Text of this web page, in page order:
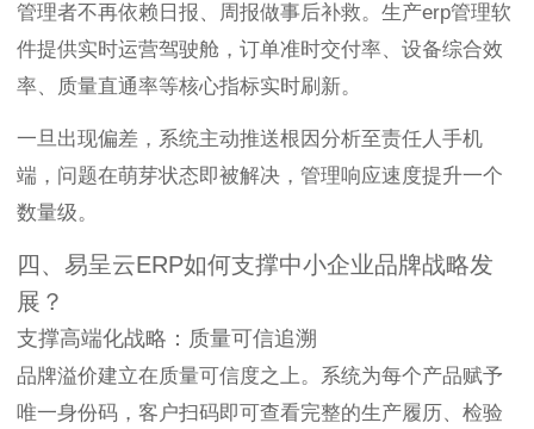
管理者不再依赖日报、周报做事后补救。生产erp管理软
件提供实时运营驾驶舱，订单准时交付率、设备综合效
率、质量直通率等核心指标实时刷新。
一旦出现偏差，系统主动推送根因分析至责任人手机
端，问题在萌芽状态即被解决，管理响应速度提升一个
数量级。
四、易呈云ERP如何支撑中小企业品牌战略发
展？
支撑高端化战略：质量可信追溯
品牌溢价建立在质量可信度之上。系统为每个产品赋予
唯一身份码，客户扫码即可查看完整的生产履历、检验